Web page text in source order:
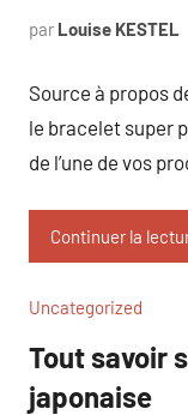
par Louise KESTEL
Source à propos
le bracelet super
de l’une de vos
Continuer la
Uncategorized
Tout savoir
japonaise